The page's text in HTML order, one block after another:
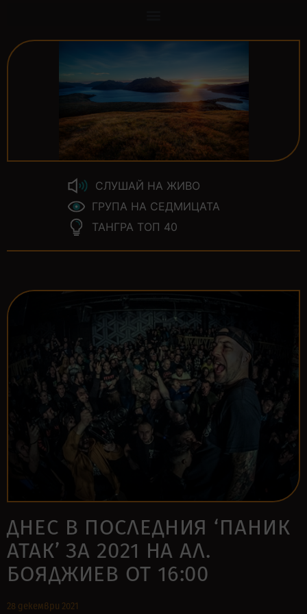
СЛУШАЙ НА ЖИВО
ГРУПА НА СЕДМИЦАТА
ТАНГРА ТОП 40
ДНЕС В ПОСЛЕДНИЯ ‘ПАНИК
АТАК’ ЗА 2021 НА АЛ.
БОЯДЖИЕВ ОТ 16:00
28 декември 2021